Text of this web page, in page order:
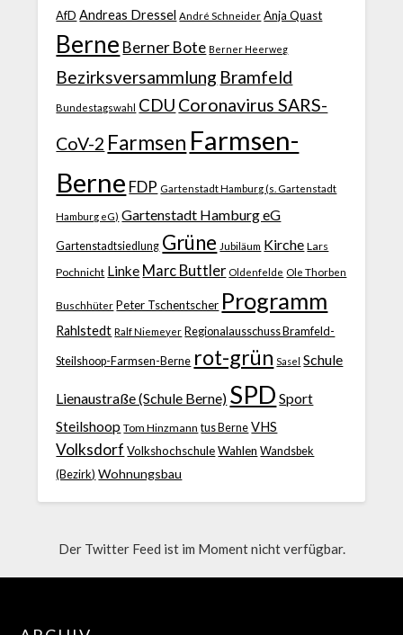
AfD Andreas Dressel André Schneider Anja Quast
Berne Berner Bote Berner Heerweg
Bezirksversammlung Bramfeld
Bundestagswahl CDU Coronavirus SARS-
CoV-2 Farmsen Farmsen-
Berne FDP Gartenstadt Hamburg (s. Gartenstadt
Hamburg eG) Gartenstadt Hamburg eG
Gartenstadtsiedlung Grüne Jubiläum Kirche Lars
Pochnicht Linke Marc Buttler Oldenfelde Ole Thorben
Buschhüter Peter Tschentscher Programm
Rahlstedt Ralf Niemeyer Regionalausschuss Bramfeld-
Steilshoop-Farmsen-Berne rot-grün Sasel Schule
Lienaustraße (Schule Berne) SPD Sport
Steilshoop Tom Hinzmann tus Berne VHS
Volksdorf Volkshochschule Wahlen Wandsbek
(Bezirk) Wohnungsbau
Der Twitter Feed ist im Moment nicht verfügbar.